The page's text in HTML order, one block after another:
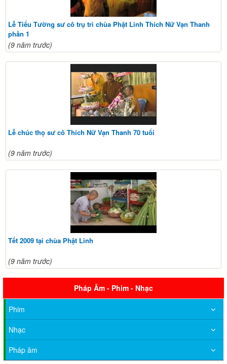
Lễ Tiểu Tường sư cô trụ trì chùa Phật Linh Thích Nữ Vạn Thanh
phần 1
(9 năm trước)
Lễ chúc thọ sư cô Thích Nữ Vạn Thanh 70 tuổi
(9 năm trước)
Tết 2009 tại chùa Phật Linh
(9 năm trước)
Pháp Âm - Phim - Nhạc
Phim
Nhạc
Pháp âm